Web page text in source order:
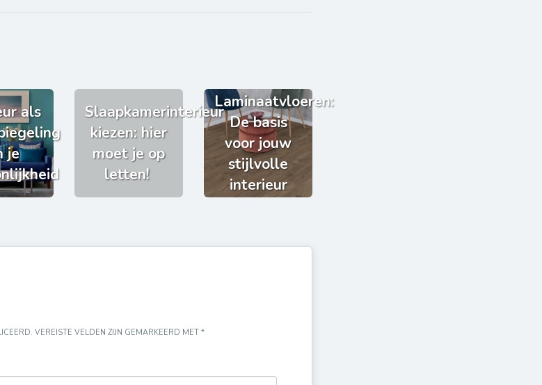
als
je
Slaapkamerinterieur
kiezen: hier
moet je op
letten!
Laminaatvloeren:
De basis
voor jouw
stijlvolle
interieur
VEREISTE VELDEN ZIJN GEMARKEERD MET *